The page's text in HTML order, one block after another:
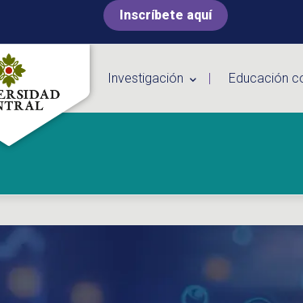
Inscríbete aquí
Investigación Educación